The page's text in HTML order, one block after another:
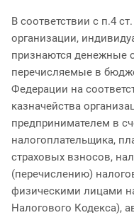
В соответствии с п.4
организации,
признаются денежные
перечисляемые в
Федерации на
казначейства
предпринимателем в
налогоплательщика,
страховых взносов,
(перечислению)
физическими лицами
Налогового Кодекса),